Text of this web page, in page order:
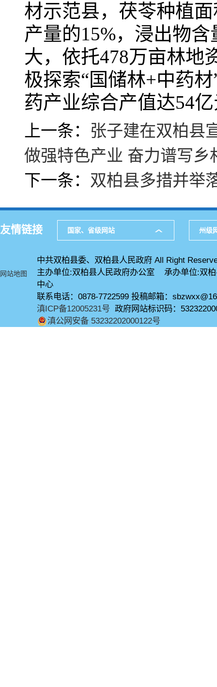
材示范县，茯苓种植
产量的15%，浸出物
大，依托478万亩林地
极探索“国储林+中药
药产业综合产值达54
上一条： 张子建在双柏县
做强特色产业 奋力谱写乡
下一条： 双柏县多措并举
友情链接 国家、省级网站 州级
网站地图
中共双柏县委、双柏县人民政府 All Right
主办单位:双柏县人民政府办公室 承办单位:双
中心
联系电话：0878-7722599 投稿邮箱：
滇ICP备12005231号 政府网站标识码：
滇公网安备 53232202000122号